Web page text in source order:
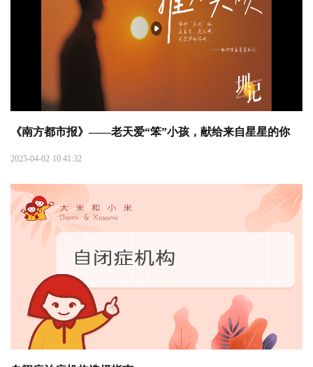
《南方都市报》——老天爱“笨”小孩，献给来自星星的你
2025-04-02 10:41:32